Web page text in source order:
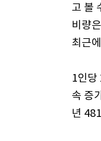
고 볼
비량
최근
1인당
속 증
년